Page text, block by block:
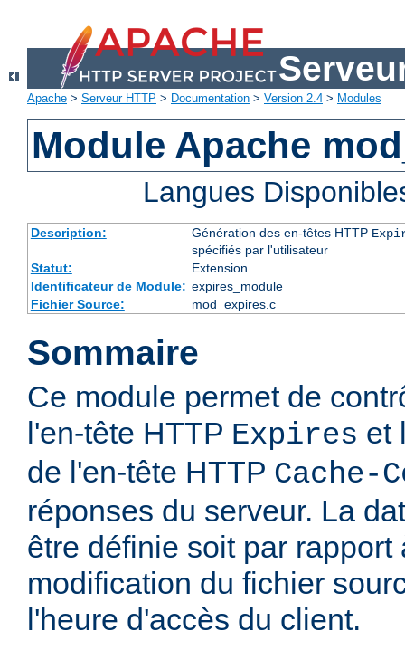
Apache > Serveur HTTP > Documentation > Version 2.4 > Modules
Module Apache
Langues
Description: Génération des en-têtes HTTP
spécifiés par l'utilisateur
Statut:
Extension
Identificateur de Module: expires_module
Fichier Source:
mod_expires.c
Sommaire
Ce module permet de
l'en-tête HTTP Expires et
de l'en-tête HTTP Cache-
réponses du serveur. La
être définie soit par
modification du fichier
l'heure d'accès du client.